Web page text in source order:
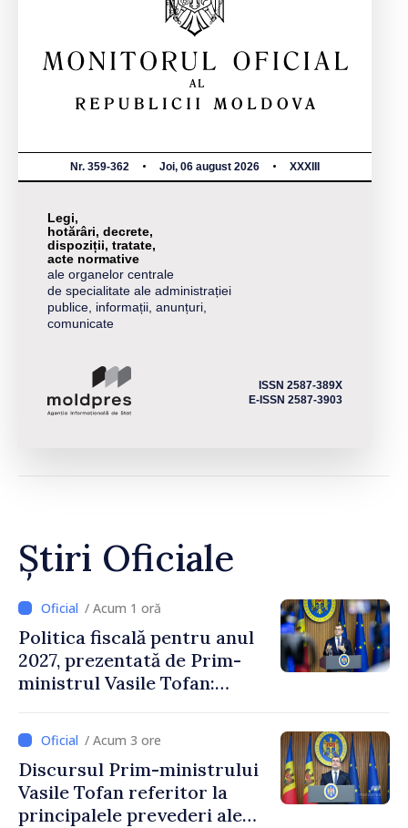
Nr. 359-362 Joi, 06 august 2026 XXXIII
Legi,
hotărâri, decrete,
dispoziții, tratate,
acte normative
ale organelor centrale
de specialitate ale administrației
publice, informații, anunțuri,
comunicate
ISSN 2587-389X
E-ISSN 2587-3903
Știri Oficiale
/ Acum 1 oră
Politica fiscală pentru anul
2027, prezentată de Prim-
ministrul Vasile Tofan:
stimularea investițiilor și o
taxare mai echitabilă
/ Acum 3 ore
Discursul Prim-ministrului
Vasile Tofan referitor la
principalele prevederi ale